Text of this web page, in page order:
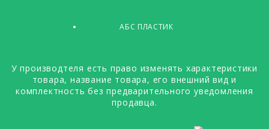
АБС ПЛАСТИК
У производтеля есть право изменять характеристики
товара, название товара, его внешний вид и
комплектность без предварительного уведомления
продавца.